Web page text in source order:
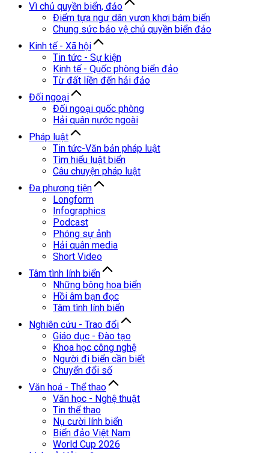
Vì chủ quyền biển, đảo
Điểm tựa ngư dân vươn khơi bám biển
Chung sức bảo vệ chủ quyền biển đảo
Kinh tế - Xã hội
Tin tức - Sự kiện
Kinh tế - Quốc phòng biển đảo
Từ đất liền đến hải đảo
Đối ngoại
Đối ngoại quốc phòng
Hải quân nước ngoài
Pháp luật
Tin tức-Văn bản pháp luật
Tìm hiểu luật biển
Câu chuyện pháp luật
Đa phương tiện
Longform
Infographics
Podcast
Phóng sự ảnh
Hải quân media
Short Video
Tâm tình lính biển
Những bông hoa biển
Hồi âm bạn đọc
Tâm tình lính biển
Nghiên cứu - Trao đổi
Giáo dục - Đào tạo
Khoa học công nghệ
Người đi biển cần biết
Chuyển đổi số
Văn hoá - Thể thao
Văn học - Nghệ thuật
Tin thể thao
Nụ cười lính biển
Biển đảo Việt Nam
World Cup 2026